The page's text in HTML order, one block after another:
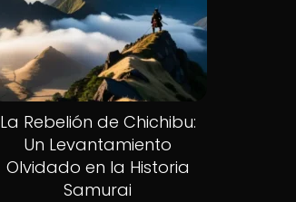
La Rebelión de Chichibu:
Un Levantamiento
Olvidado en la Historia
Samurai